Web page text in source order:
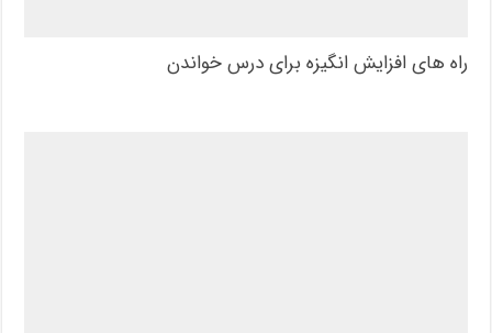
راه های افزایش انگیزه برای درس خواندن